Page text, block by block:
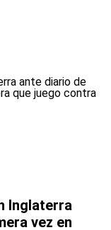
Inglaterra
vez en